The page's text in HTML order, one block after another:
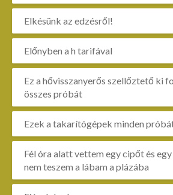
Elkésünk az edzésről!
Előnyben a h tarifával
Ez a hővisszanyerős szellőztető ki
összes próbát
Ezek a takarítógépek minden
Fél óra alatt vettem egy cipőt és
nem teszem a lábam a plázába